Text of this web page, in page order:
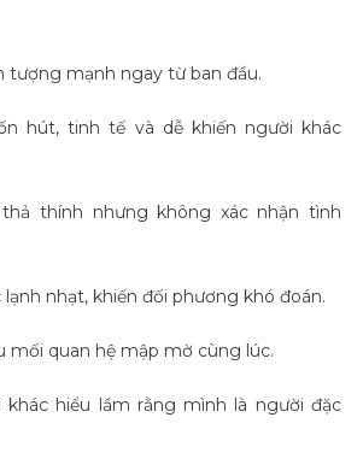
tượng mạnh ngay từ ban đầu.
hút, tinh tế và dễ khiến người khác
thính nhưng không xác nhận tình
lạnh nhạt, khiến đối phương khó đoán.
mối quan hệ mập mờ cùng lúc.
khác hiểu lầm rằng mình là người đặc